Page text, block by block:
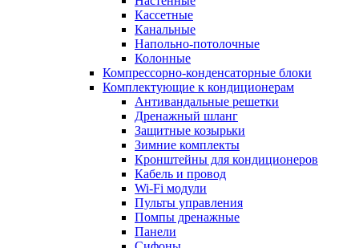
Кассетные
Канальные
Напольно-потолочные
Колонные
Компрессорно-конденсаторные блоки
Комплектующие к кондиционерам
Антивандальные решетки
Дренажный шланг
Защитные козырьки
Зимние комплекты
Кронштейны для кондиционеров
Кабель и провод
Wi-Fi модули
Пульты управления
Помпы дренажные
Панели